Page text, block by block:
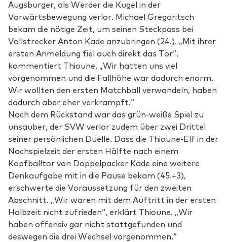
Augsburger, als Werder die Kugel in der
Vorwärtsbewegung verlor. Michael Gregoritsch
bekam die nötige Zeit, um seinen Steckpass bei
Vollstrecker Anton Kade anzubringen (24.). „Mit ihrer
ersten Anmeldung fiel auch direkt das Tor“,
kommentiert Thioune. „Wir hatten uns viel
vorgenommen und die Fallhöhe war dadurch enorm.
Wir wollten den ersten Matchball verwandeln, haben
dadurch aber eher verkrampft.“
Nach dem Rückstand war das grün-weiße Spiel zu
unsauber, der SVW verlor zudem über zwei Drittel
seiner persönlichen Duelle. Dass die Thioune-Elf in der
Nachspielzeit der ersten Hälfte nach einem
Kopfballtor von Doppelpacker Kade eine weitere
Denkaufgabe mit in die Pause bekam (45.+3),
erschwerte die Voraussetzung für den zweiten
Abschnitt. „Wir waren mit dem Auftritt in der ersten
Halbzeit nicht zufrieden“, erklärt Thioune. „Wir
haben offensiv gar nicht stattgefunden und
deswegen die drei Wechsel vorgenommen.“